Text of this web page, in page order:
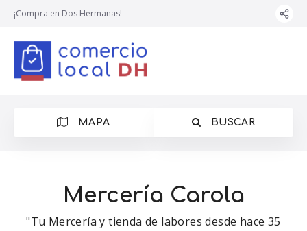
¡Compra en Dos Hermanas!
MAPA BUSCAR
Mercería Carola
"Tu Mercería y tienda de labores desde hace 35